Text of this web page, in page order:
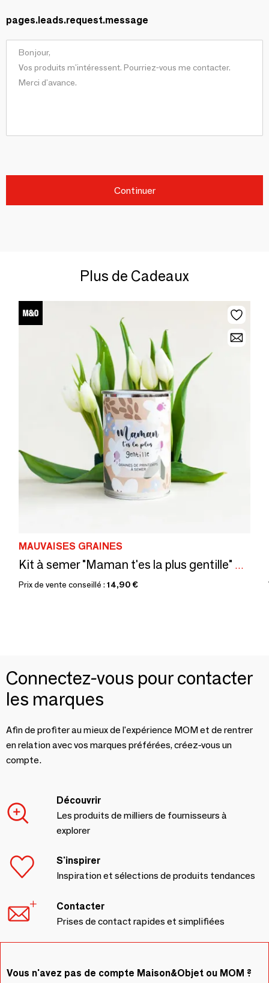
pages.leads.request.message
Continuer
Plus de Cadeaux
MAUVAISES GRAINES
Kit à semer "Maman t'es la plus gentille" Fabriqué en France
Prix de vente conseillé : 14,90 €
Connectez-vous pour contacter
les marques
Afin de profiter au mieux de l'expérience MOM et de rentrer
en relation avec vos marques préférées, créez-vous un
compte.
Découvrir
Les produits de milliers de fournisseurs à
explorer
S'inspirer
Inspiration et sélections de produits tendances
Contacter
Prises de contact rapides et simplifiées
Vous n'avez pas de compte Maison&Objet ou MOM ?